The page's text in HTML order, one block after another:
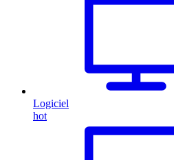
Logiciel
hot